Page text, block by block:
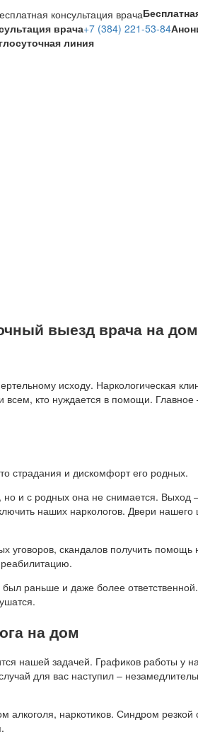
врача+7 (384) 221-53-84
линия
выезд врача на дом
исходу. Наркологическая
всем, кто нуждается в помощи. Главное
страдания и дискомфорт его родных.
но и с родных она не снимается. Выход
наших наркологов. Двери нашего
уговоров, скандалов получить помощь
был раньше и даже более
на дом
нашей задачей. Графиков работы у
для вас наступил –
алкоголя, наркотиков. Синдром резкой